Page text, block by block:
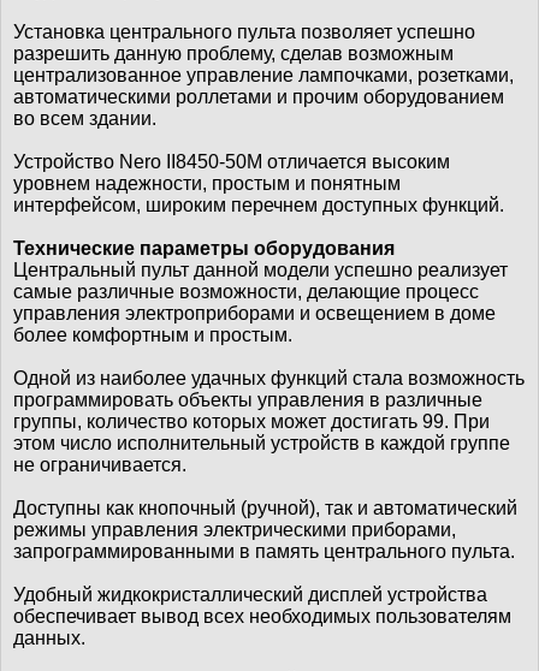
Установка центрального пульта позволяет успешно
разрешить данную проблему, сделав возможным
централизованное управление лампочками, розетками,
автоматическими роллетами и прочим оборудованием
во всем здании.
Устройство Nero II8450-50M отличается высоким
уровнем надежности, простым и понятным
интерфейсом, широким перечнем доступных функций.
Технические параметры оборудования
Центральный пульт данной модели успешно реализует
самые различные возможности, делающие процесс
управления электроприборами и освещением в доме
более комфортным и простым.
Одной из наиболее удачных функций стала возможность
программировать объекты управления в различные
группы, количество которых может достигать 99. При
этом число исполнительный устройств в каждой группе
не ограничивается.
Доступны как кнопочный (ручной), так и автоматический
режимы управления электрическими приборами,
запрограммированными в память центрального пульта.
Удобный жидкокристаллический дисплей устройства
обеспечивает вывод всех необходимых пользователям
данных.